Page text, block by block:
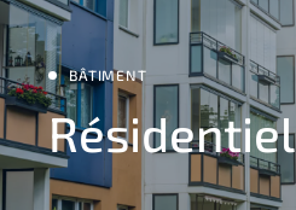
BÂTIMENT
Résidentiel